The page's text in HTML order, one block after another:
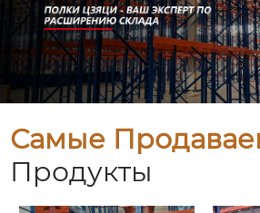
Самые
Продукты